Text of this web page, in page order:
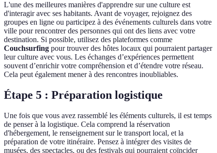
L'une des meilleures manières d'apprendre sur une culture est
d'interagir avec ses habitants. Avant de voyager, rejoignez des
groupes en ligne ou participez à des événements culturels dans votre
ville pour rencontrer des personnes qui ont des liens avec votre
destination. Si possible, utilisez des plateformes comme
Couchsurfing pour trouver des hôtes locaux qui pourraient partager
leur culture avec vous. Les échanges d’expériences permettent
souvent d’enrichir votre compréhension et d’étendre votre réseau.
Cela peut également mener à des rencontres inoubliables.
Étape 5 : Préparation logistique
Une fois que vous avez rassemblé les éléments culturels, il est temps
de penser à la logistique. Cela comprend la réservation
d'hébergement, le renseignement sur le transport local, et la
préparation de votre itinéraire. Pensez à intégrer des visites de
musées, des spectacles, ou des festivals qui pourraient coïncider